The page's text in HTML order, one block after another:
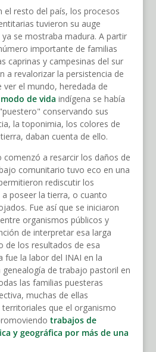
el resto del país, los procesos
tuvieron su auge
se mostraba madura. A partir
importante de familias
caprinas y campesinas del sur
a revalorizar la persistencia de
el mundo, heredada de
modo de vida indígena se había
conservando sus
la toponimia, los colores de
daban cuenta de ello.
comenzó a resarcir los daños de
comunitario tuvo eco en una
rediscutir los
poseer la tierra, o cuanto
Fue así que se iniciaron
organismos públicos y
de interpretar esa larga
de los resultados de esa
fue la labor del INAI en la
de trabajo pastoril en
las familias puesteras
muchas de ellas
que el organismo
trabajos de
y geográfica por más de una